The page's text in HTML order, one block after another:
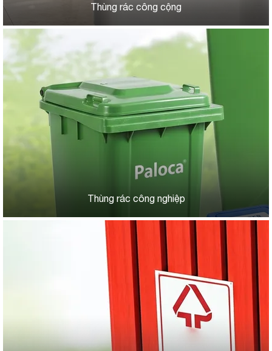
Thùng rác công cộng
Thùng rác công nghiệp